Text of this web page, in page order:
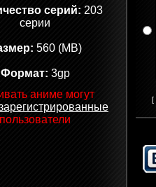
серий: 203
серии
560 (MB)
Формат: 3gp
аниме могут
пользователи
[